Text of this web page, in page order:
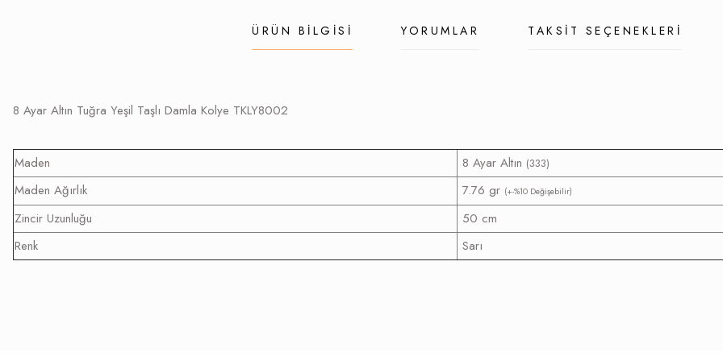
ÜRÜN BILGISI YORUMLAR TAKSIT SEÇENEKLERI
8 Ayar Altın Tuğra Yeşil Taşlı Damla Kolye TKLY8002
Maden 8 Ayar Altın (333)
Maden Ağırlık 7.76 gr (+-%10 Değişebilir)
Zincir Uzunluğu
50 cm
Renk
Sarı